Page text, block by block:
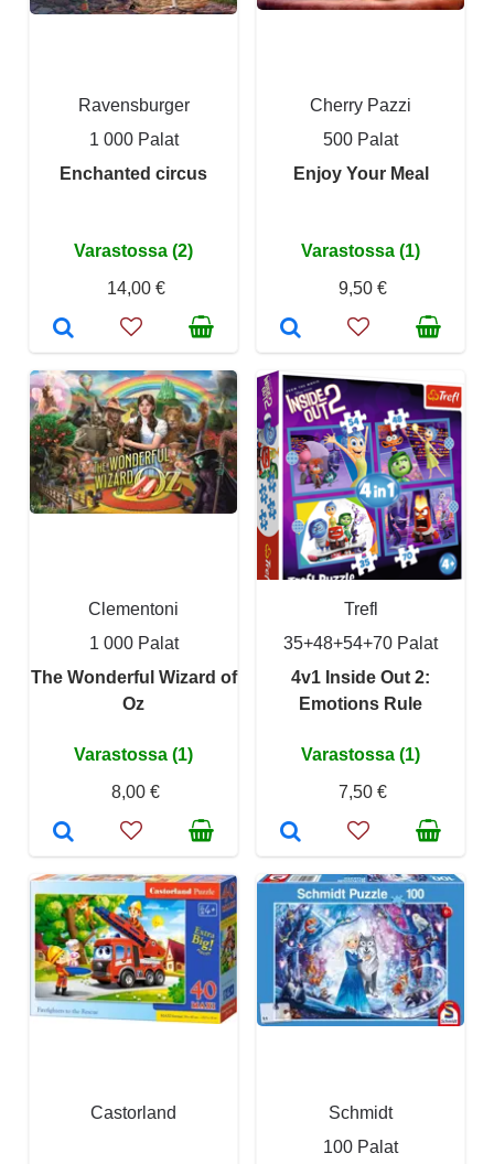
Ravensburger
1 000 Palat
Enchanted circus
Varastossa (2)
14,00 €
Cherry Pazzi
500 Palat
Enjoy Your Meal
Varastossa (1)
9,50 €
Clementoni
1 000 Palat
The Wonderful Wizard of
Oz
Varastossa (1)
8,00 €
Trefl
35+48+54+70 Palat
4v1 Inside Out 2:
Emotions Rule
Varastossa (1)
7,50 €
Castorland
Schmidt
100 Palat